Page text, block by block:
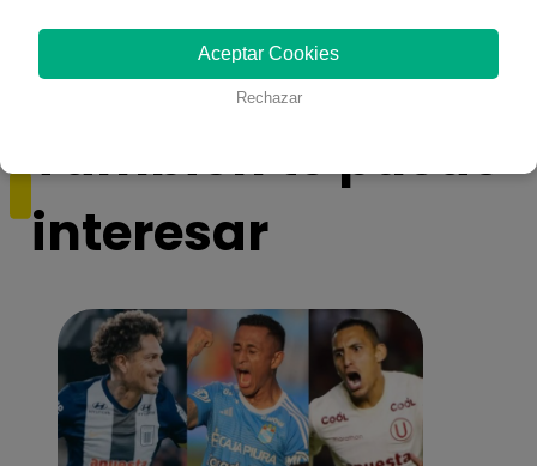
También te puede
interesar
Aceptar Cookies
Rechazar